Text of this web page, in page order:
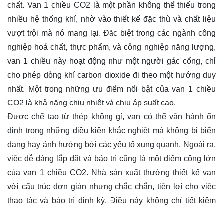
chất. Van 1 chiều CO2 là một phần không thể thiếu trong
nhiều hệ thống khí, nhờ vào thiết kế đặc thù và chất liệu
vượt trội mà nó mang lại. Đặc biệt trong các ngành công
nghiệp hoá chất, thực phẩm, và công nghiệp năng lượng,
van 1 chiều này hoạt động như một người gác cổng, chỉ
cho phép dòng khí carbon dioxide đi theo một hướng duy
nhất. Một trong những ưu điểm nổi bật của van 1 chiều
CO2 là khả năng chịu nhiệt và chịu áp suất cao.
Được chế tạo từ thép không gỉ, van có thể vận hành ổn
định trong những điều kiện khắc nghiệt mà không bị biến
dạng hay ảnh hưởng bởi các yếu tố xung quanh. Ngoài ra,
việc dễ dàng lắp đặt và bảo trì cũng là một điểm cộng lớn
của van 1 chiều CO2. Nhà sản xuất thường thiết kế van
với cấu trúc đơn giản nhưng chắc chắn, tiện lợi cho việc
thao tác và bảo trì định kỳ. Điều này không chỉ tiết kiệm